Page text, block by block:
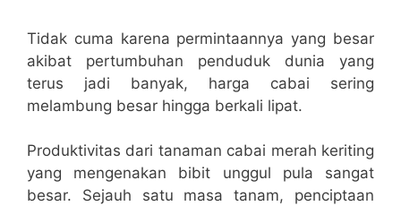
Tidak cuma karena permintaannya yang besar
akibat pertumbuhan penduduk dunia yang
terus jadi banyak, harga cabai sering
melambung besar hingga berkali lipat.
Produktivitas dari tanaman cabai merah keriting
yang mengenakan bibit unggul pula sangat
besar. Sejauh satu masa tanam, penciptaan